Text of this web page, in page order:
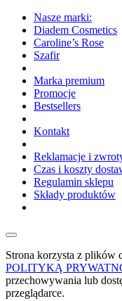
Nasze marki:
Diadem Cosmetics
Caroline’s Rose
Szafir
Marka premium
Promocje
Bestsellers
Kontakt
Reklamacje i
Czas i koszty
Regulamin sklepu
Składy produktów
Strona korzysta z plików
POLITYKĄ
przechowywania lub
przeglądarce.